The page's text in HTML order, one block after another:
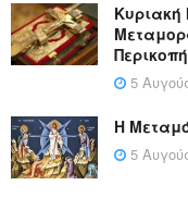
Κυριακή
5
Η
5